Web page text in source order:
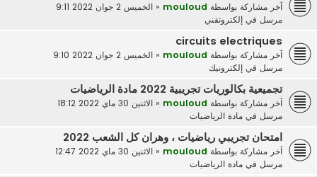
آخر مشاركة بواسطة mouloud
« الخميس 2 جوان 2022 9:11
مرسل في إلكتروتقني
circuits electriques
آخر مشاركة بواسطة mouloud
« الخميس 2 جوان 2022 9:10
مرسل في إلكترونيك
تجميعية بكالوريات تجريبية 2022 مادة الرياضيات
آخر مشاركة بواسطة mouloud
« الاثنين 30 ماي 2022 18:12
مرسل في مادة الرياضيات
امتحان تجريبي رياضيات ، وهران كل الشعب 2022
آخر مشاركة بواسطة mouloud
« الاثنين 30 ماي 2022 12:47
مرسل في مادة الرياضيات